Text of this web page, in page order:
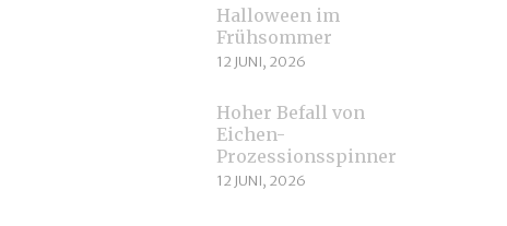
Halloween im
Frühsommer
12 JUNI, 2026
Hoher Befall von
Eichen-
Prozessionsspinnern
12 JUNI, 2026